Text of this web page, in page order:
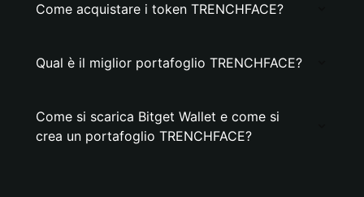
Come acquistare i token TRENCHFACE?
Qual è il miglior portafoglio TRENCHFACE?
Come si scarica Bitget Wallet e come si
crea un portafoglio TRENCHFACE?